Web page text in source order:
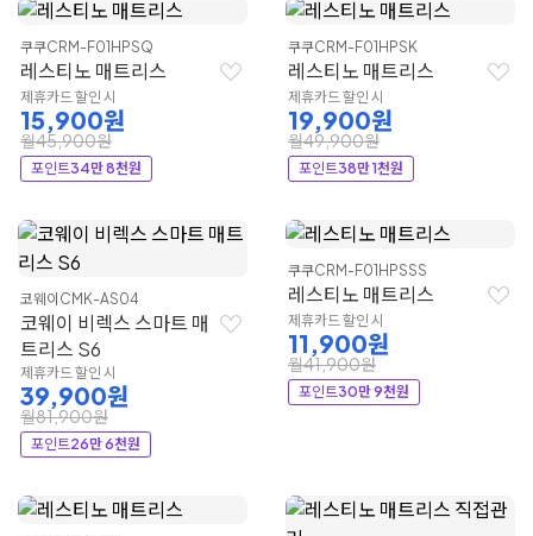
쿠쿠CRM-F01HPSQ
레스티노 매트리스
제휴카드 할인 시
15,900원
월45,900원
포인트34만 8천원
쿠쿠CRM-F01HPSK
레스티노 매트리스
제휴카드 할인 시
19,900원
월49,900원
포인트38만 1천원
코웨이 CMK-AS04
코웨이 비렉스 스마트 매
트리스 S6
제휴카드 할인 시
39,900원
월81,900원
포인트26만 6천원
쿠쿠CRM-F01HPSSS
레스티노 매트리스
제휴카드 할인 시
11,900원
월41,900원
포인트30만 9천원